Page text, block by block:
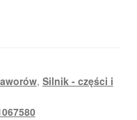
, Silnik - części i